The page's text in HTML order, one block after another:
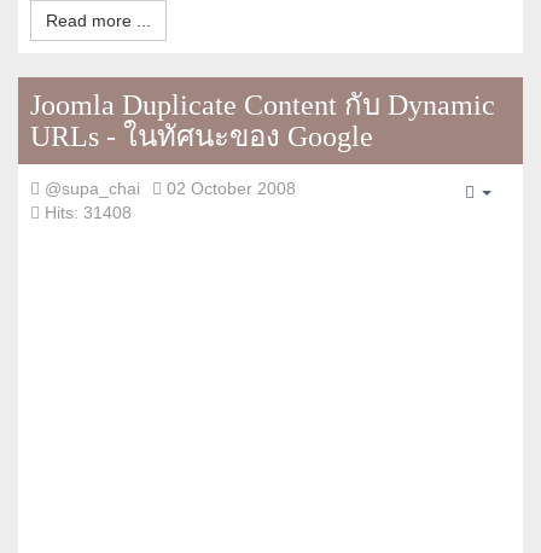
Read more ...
Joomla Duplicate Content กับ Dynamic
URLs - ในทัศนะของ Google
@supa_chai
02 October 2008
Hits: 31408